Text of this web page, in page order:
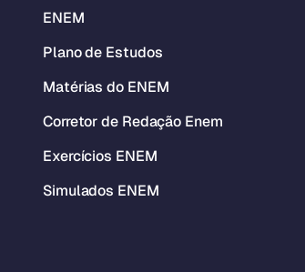
ENEM
Plano de Estudos
Matérias do ENEM
Corretor de Redação Enem
Exercícios ENEM
Simulados ENEM